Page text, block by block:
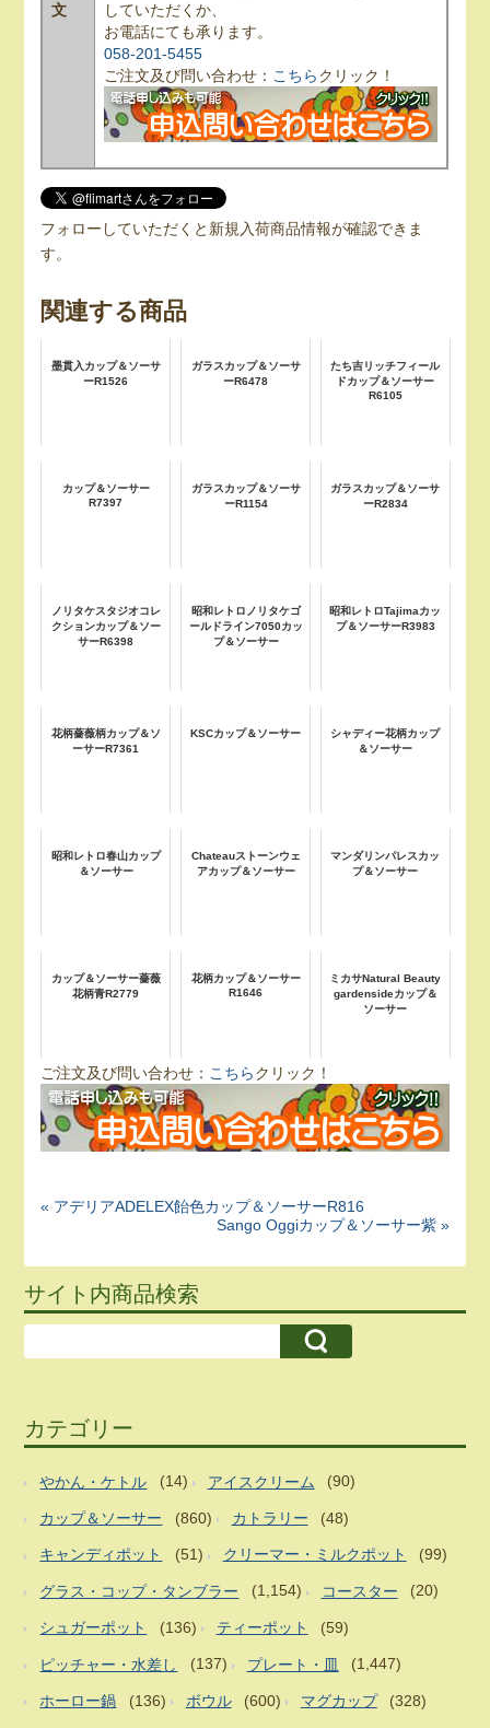
文
していただくか、
お電話にても承ります。
058-201-5455
ご注文及び問い合わせ： こちらクリック！
フォローしていただくと新規入荷商品情報が確認できま
す。
関連する商品
墨貫入カップ＆ソーサ
ーR1526
ガラスカップ＆ソーサ
ーR6478
たち吉リッチフィール
ドカップ＆ソーサー
R6105
カップ＆ソーサー
R7397
ガラスカップ＆ソーサ
ーR1154
ガラスカップ＆ソーサ
ーR2834
ノリタケスタジオコレ
クションカップ＆ソー
サーR6398
昭和レトロノリタケゴ
ールドライン7050カッ
プ＆ソーサー
昭和レトロTajimaカッ
プ＆ソーサーR3983
花柄薔薇柄カップ＆ソ
ーサーR7361
KSCカップ＆ソーサー
シャディー花柄カップ
＆ソーサー
昭和レトロ春山カップ
＆ソーサー
Chateauストーンウェ
アカップ＆ソーサー
マンダリンパレスカッ
プ＆ソーサー
カップ＆ソーサー薔薇
花柄青R2779
花柄カップ＆ソーサー
R1646
ミカサNatural Beauty
gardensideカップ＆
ソーサー
ご注文及び問い合わせ： こちらクリック！
« アデリアADELEX飴色カップ＆ソーサーR816
Sango Oggiカップ＆ソーサー紫 »
サイト内商品検索
カテゴリー
やかん・ケトル (14) アイスクリーム (90)
カップ＆ソーサー (860) カトラリー (48)
キャンディポット (51) クリーマー・ミルクポット (99)
グラス・コップ・タンブラー (1,154) コースター (20)
シュガーポット (136) ティーポット (59)
ピッチャー・水差し (137) プレート・皿 (1,447)
ホーロー鍋 (136) ボウル (600) マグカップ (328)